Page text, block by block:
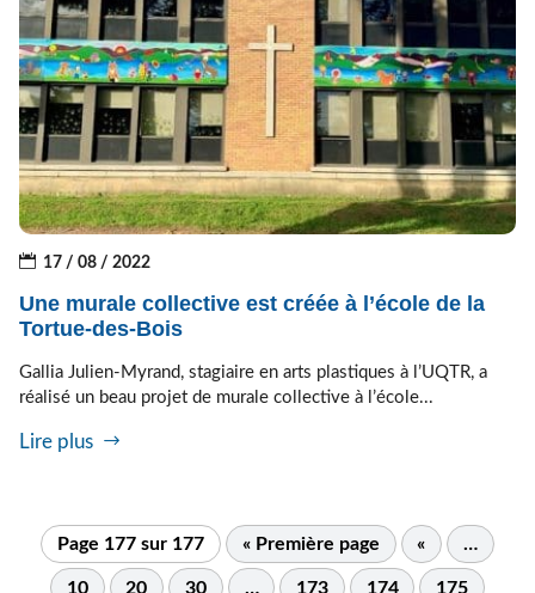
17 / 08 / 2022
Une murale collective est créée à l’école de la
Tortue-des-Bois
Gallia Julien-Myrand, stagiaire en arts plastiques à l’UQTR, a
réalisé un beau projet de murale collective à l’école...
Lire plus
Page 177 sur 177 « Première page « …
10 20 30 … 173 174 175